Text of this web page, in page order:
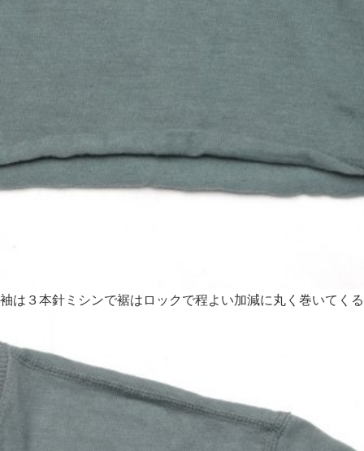
袖は３本針ミシンで裾はロックで程よい加減に丸く巻いてく